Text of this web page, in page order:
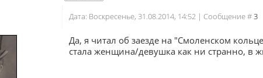
Дата: Воскресенье, 31.08.2014, 14:52 | Сообщение #3
Да, я читал об заезде на "Смоленском
стала женщина/девушка как ни странно, в